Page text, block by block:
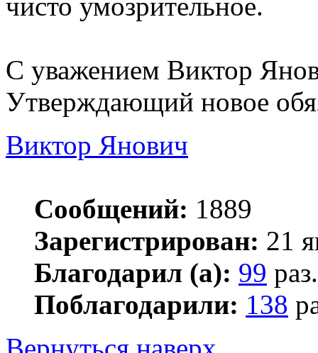
С уважением Виктор
Утверждающий новое
Виктор Янович
Сообщений: 1889
Зарегистрирован: 21
Благодарил (а): 99 раз.
Поблагодарили: 138